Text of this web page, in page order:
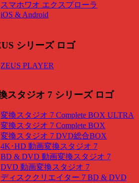
スマホワオ エクスプローラ
iOS & Android
ZEUS PLAYER
変換スタジオ 7 Complete BOX ULTRA
変換スタジオ 7 Complete BOX
変換スタジオ 7 DVD総合BOX
4K･HD 動画変換スタジオ 7
BD & DVD 動画変換スタジオ 7
DVD 動画変換スタジオ 7
ディスククリエイター 7 BD & DVD